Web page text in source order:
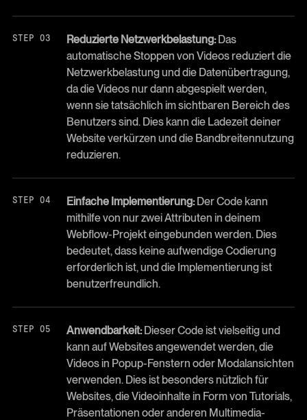
Reduzierte Netzwerkbelastung:Das
automatische Stoppen von Videos reduziert die
Netzwerkbelastung und die Datenübertragung,
da die Videos nur dann abgespielt werden,
wenn sie tatsächlich im sichtbaren Bereich des
Benutzers sind. Dies kann die Ladezeit deiner
Website verkürzen und die Bandbreitennutzung
reduzieren.
Einfache Implementierung:Der Code kann
mithilfe von nur zwei Attributen in deinem
Webflow-Projekt eingebunden werden. Dies
bedeutet, dass keine aufwendige Codierung
erforderlich ist, und die Implementierung ist
benutzerfreundlich.
Anwendbarkeit:Dieser Code ist vielseitig und
kann auf Websites angewendet werden, die
Videos in Popup-Fenstern oder Modalansichten
verwenden. Dies ist besonders nützlich für
Websites, die Videoinhalte in Form von Tutorials,
Präsentationen oder anderen Multimedia-